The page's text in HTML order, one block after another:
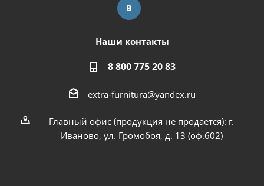
Наши контакты
8 800 775 20 83
extra-furnitura@yandex.ru
Главный офис (продукция не продается): г.
Иваново, ул. Громобоя, д. 13 (оф.602)